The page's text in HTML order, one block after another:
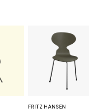
FRITZ HANSEN